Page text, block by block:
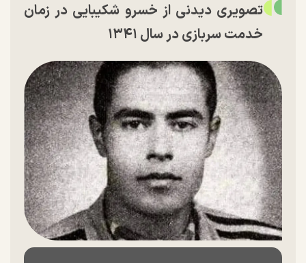
تصویری دیدنی از خسرو شکیبایی در زمان
خدمت سربازی در سال ۱۳۴۱